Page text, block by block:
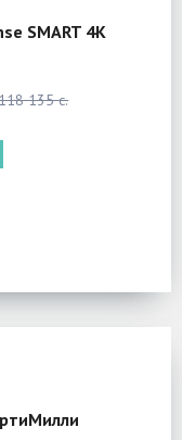
SMART 4K
135 c.